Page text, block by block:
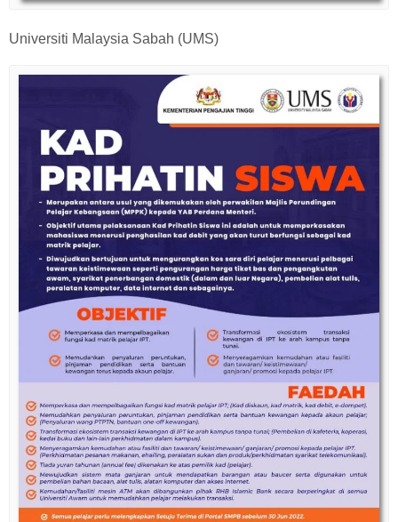
Universiti Malaysia Sabah (UMS)